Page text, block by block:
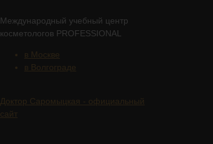
Международный учебный центр
косметологов PROFESSIONAL
в Москве
в Волгограде
Доктор Саромыцкая - официальный
сайт